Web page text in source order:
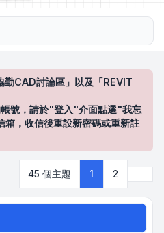
CAD討論區」以及「REVIT
號，請於"登入"介面點選"我忘
，收信後重設新密碼或重新註
45 個主題 1 2